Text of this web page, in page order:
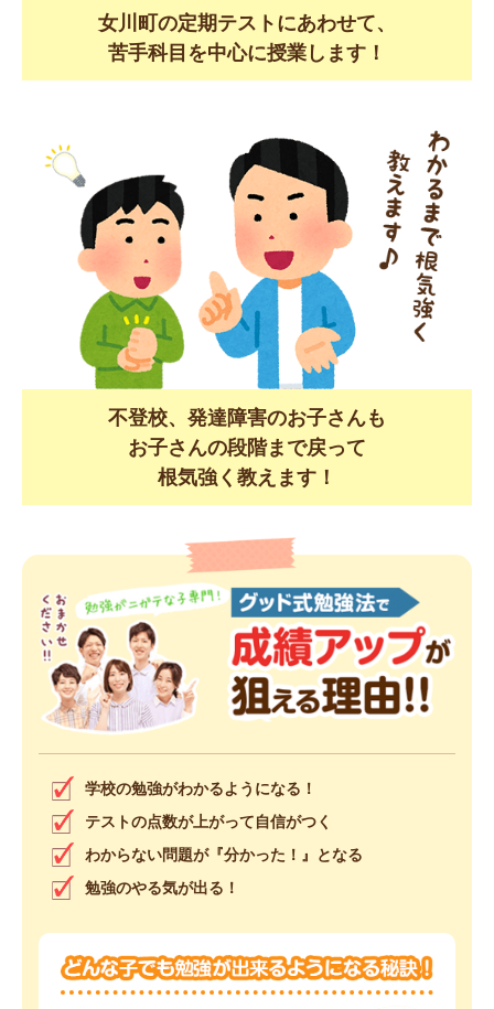
女川町の定期テストにあわせて、
苦手科目を中心に授業します！
不登校、発達障害のお子さんも
お子さんの段階まで戻って
根気強く教えます！
学校の勉強がわかるようになる！
テストの点数が上がって自信がつく
わからない問題が『分かった！』となる
勉強のやる気が出る！